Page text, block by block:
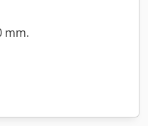
mm.